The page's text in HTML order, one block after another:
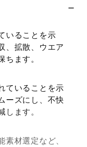
いることを示
、拡散、ウエア
ちます。
ていることを示
ーズにし、不快
します。
素材選定など、